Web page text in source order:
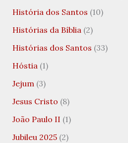
História dos Santos (10)
Histórias da Bíblia(2)
Histórias dos Santos (33)
Hóstia(1)
Jejum(3)
Jesus Cristo (8)
João Paulo II (1)
Jubileu 2025(2)